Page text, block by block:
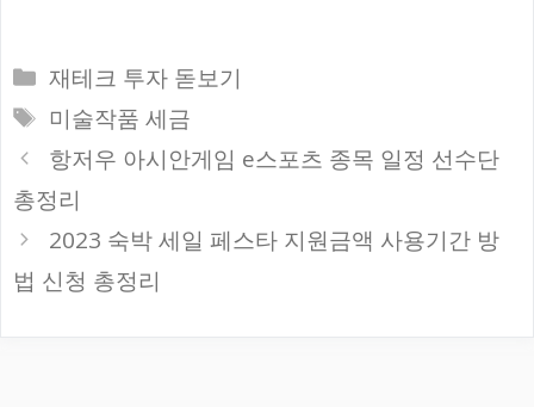
카
테
고
리
재테크 투자 돋보기
태
그
미술작품 세금
항저우 아시안게임 e스포츠 종목 일정 선수단
총정리
2023 숙박 세일 페스타 지원금액 사용기간 방
법 신청 총정리